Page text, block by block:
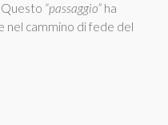
Questo “passaggio” ha
nel cammino di fede del